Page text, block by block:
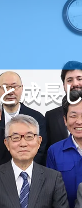
成長